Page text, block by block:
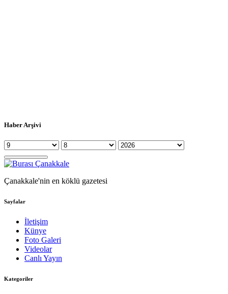
Haber Arşivi
Çanakkale'nin en köklü gazetesi
Sayfalar
İletişim
Künye
Foto Galeri
Videolar
Canlı Yayın
Kategoriler